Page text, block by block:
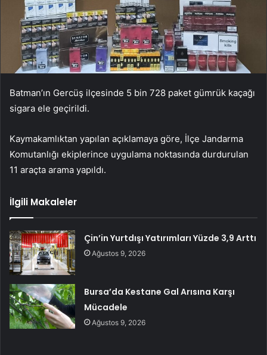
Batman’ın Gercüş ilçesinde 5 bin 728 paket gümrük kaçağı
sigara ele geçirildi.
Kaymakamlıktan yapılan açıklamaya göre, İlçe Jandarma
Komutanlığı ekiplerince uygulama noktasında durdurulan
11 araçta arama yapıldı.
İlgili Makaleler
Çin’in Yurtdışı Yatırımları Yüzde 3,9 Arttı
Ağustos 9, 2026
Bursa’da Kestane Gal Arısına Karşı
Mücadele
Ağustos 9, 2026